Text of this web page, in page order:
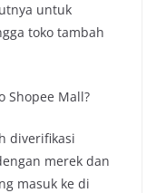
untuk
toko tambah
Shopee Mall?
diverifikasi
merek dan
masuk ke di